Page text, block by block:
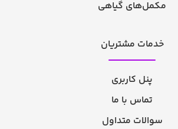
مکمل‌های گیاهی
خدمات مشتریان
پنل کاربری
تماس با ما
سوالات متداول